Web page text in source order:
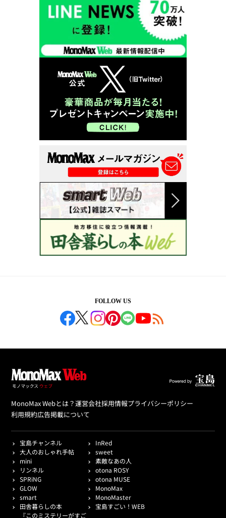
FOLLOW US
MonoMax Webとは？運営会社採用情報プライバシーポリシー
利用規約広告掲載について
宝島チャンネル
InRed
大人のおしゃれ手帖
sweet
mini
素敵なあの人
リンネル
otona ROSY
SPRiNG
otona MUSE
GLOW
MonoMax
smart
MonoMaster
田舎暮らしの本
宝島すごい！WEB
『このミステリーがすご